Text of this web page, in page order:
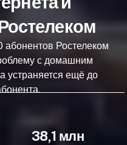
Ростелеком
с домашним
устраняется ещё до
38,1 млн